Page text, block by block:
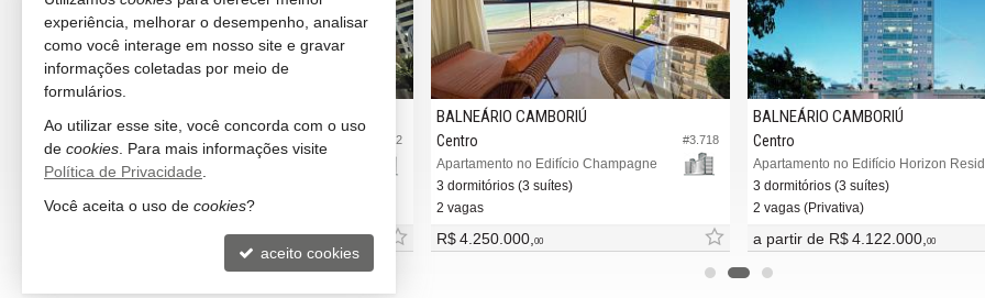
#3.852
BALNEÁRIO CAMBORIÚ
Centro
Apartamento no Edifício Isidora Mafra
2 vagas (Privativa)
00
#3.718
BALNEÁRIO CAMBORIÚ
Centro
Apartamento no Edifício Champagne
3 dormitórios (3 suítes)
2 vagas
R$ 4.250.000, 00
BALNEÁRIO CAMBORIÚ
Centro
3 dormitórios (3 suítes)
2 vagas (Privativa)
a partir de R$ 4.122.000, 00
experiência, melhorar o desempenho, analisar
como você interage em nosso site e gravar
informações coletadas por meio de
formulários.
Ao utilizar esse site, você concorda com o uso
de cookies . Para mais informações visite
Política de Privacidade
Você aceita o uso de cookies?
aceito cookies